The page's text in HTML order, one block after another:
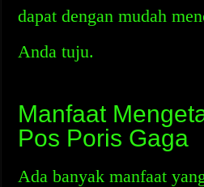
dapat dengan mudah
Anda tuju.
Manfaat
Pos Poris Gaga
Ada banyak manfaat